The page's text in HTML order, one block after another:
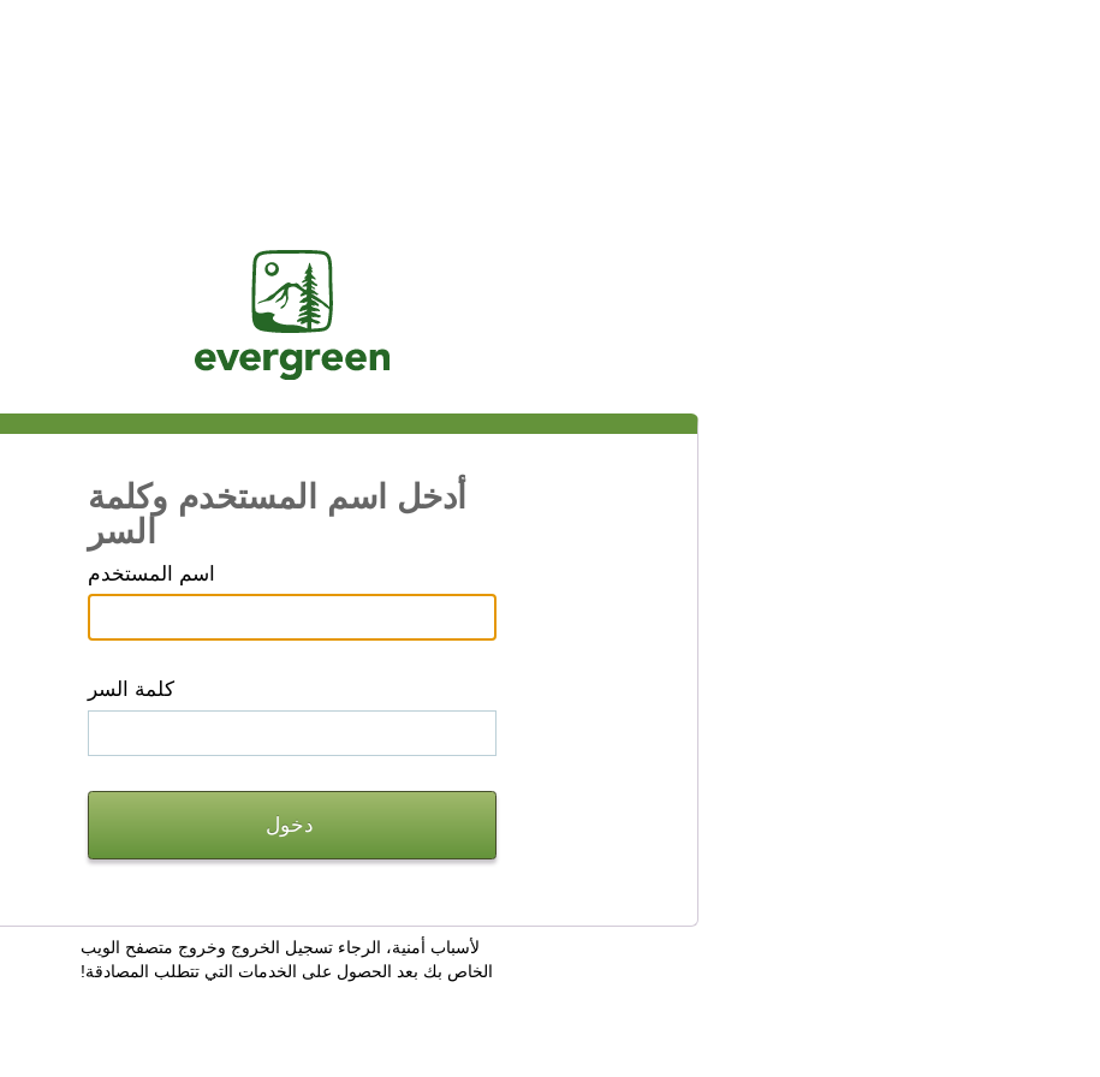
Jasig
أدخل اسم المستخدم وكلمة
السر
اسم المستخدم
كلمة السر
لأسباب أمنية، الرجاء تسجيل الخروج وخروج متصفح الويب
الخاص بك بعد الحصول على الخدمات التي تتطلب المصادقة!